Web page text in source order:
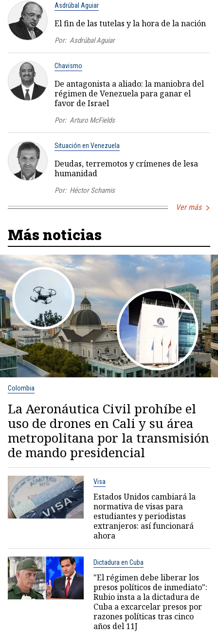
Asdrúbal Aguiar
El fin de las tutelas y la hora de la nación
Por: Asdrúbal Aguiar
Chavismo
De antagonista a aliado: la maniobra del
régimen de Venezuela para ganar el
favor de Israel
Por: Arturo McFields
Situación en Venezuela
Deudas, terremotos y crímenes de lesa
humanidad
Por: Héctor Schamis
Ver más
Más noticias
Colombia
La Aeronáutica Civil prohíbe el
uso de drones en Cali y su área
metropolitana por la transmisión
de mando presidencial
Visa
Estados Unidos cambiará la
normativa de visas para
estudiantes y periodistas
extranjeros: así funcionará
ahora
Dictadura en Cuba
"El régimen debe liberar los
presos políticos de inmediato":
Rubio insta a la dictadura de
Cuba a excarcelar presos por
razones políticas tras cinco
años del 11J